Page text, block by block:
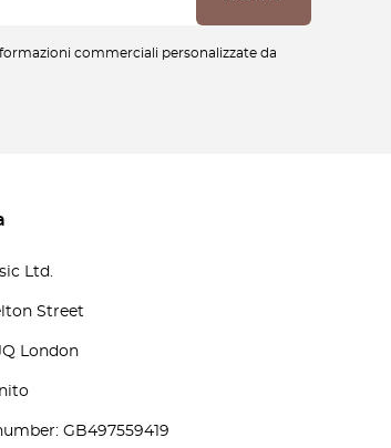
commerciali personalizzate da
Ltd.
Street
London
GB497559419